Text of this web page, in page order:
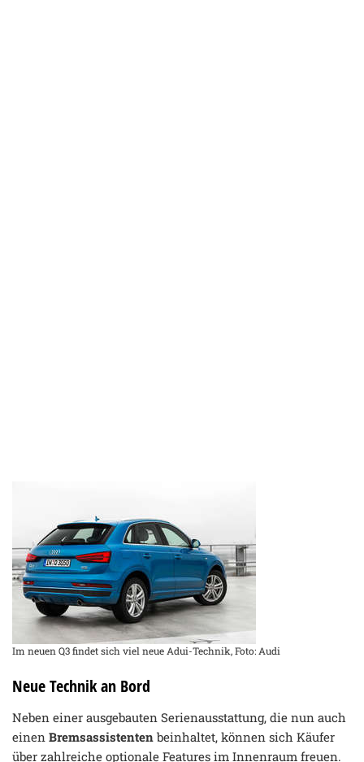
Im neuen Q3 findet sich viel neue Adui-Technik, Foto: Audi
Neue Technik an Bord
Neben einer ausgebauten Serienausstattung, die nun auch
einen Bremsassistenten beinhaltet, können sich Käufer
über zahlreiche optionale Features im Innenraum freuen.